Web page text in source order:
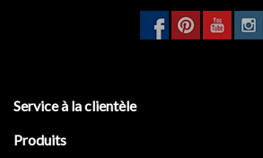
Service à la clientèle
Produits